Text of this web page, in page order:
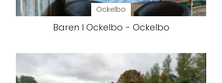
Ockelbo
Baren I Ockelbo - Ockelbo